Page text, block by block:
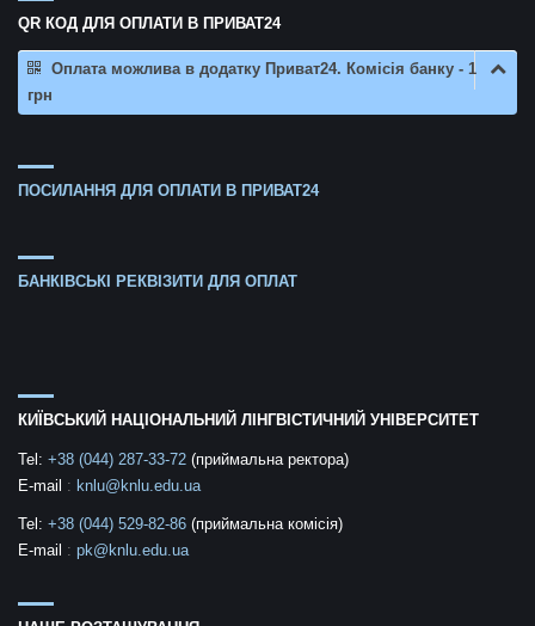
QR КОД ДЛЯ ОПЛАТИ В ПРИВАТ24
Оплата можлива в додатку Приват24. Комісія банку - 1
грн
ПОСИЛАННЯ ДЛЯ ОПЛАТИ В ПРИВАТ24
БАНКІВСЬКІ РЕКВІЗИТИ ДЛЯ ОПЛАТ
КИЇВСЬКИЙ НАЦІОНАЛЬНИЙ ЛІНГВІСТИЧНИЙ УНІВЕРСИТЕТ
Tel: +38 (044) 287-33-72 (приймальна ректора)
E-mail : knlu@knlu.edu.ua
Tel: +38 (044) 529-82-86 (приймальна комісія)
E-mail : pk@knlu.edu.ua